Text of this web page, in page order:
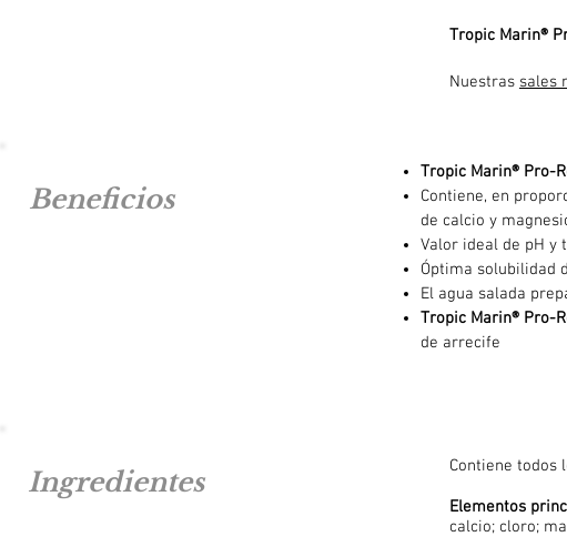
Tropic Marin®
Nuestras sales
Beneficios
Tropic Marin® Pro-
Contiene, en
de calcio y
Valor ideal de pH y
Óptima solubilidad
El agua salada
Tropic Marin® Pro-
de arrecife
Ingredientes Contiene todos
Elementos
calcio; cloro;